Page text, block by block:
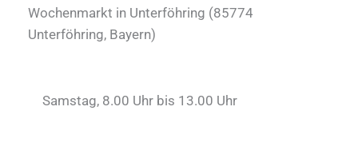
Wochenmarkt in Unterföhring (85774
Unterföhring, Bayern)
Samstag, 8.00 Uhr bis 13.00 Uhr